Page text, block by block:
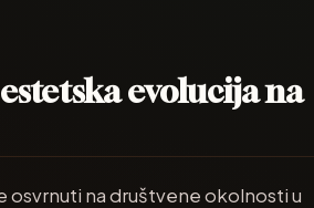
evolucija na
osvrnuti na društvene okolnosti u